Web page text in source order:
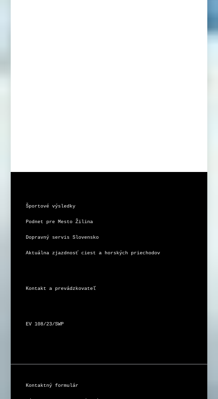
Športové výsledky
Podnet pre Mesto Žilina
Dopravný servis Slovensko
Aktuálna zjazdnosť ciest a horských priechodov
Kontakt a prevádzkovateľ
EV 108/23/SWP
Kontaktný formulár